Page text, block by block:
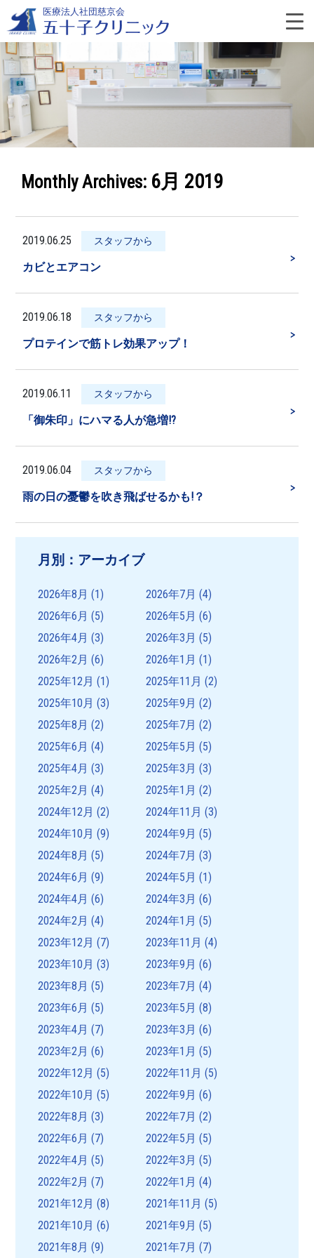
content
医療法人社団慈京会
Monthly Archives: 6月 2019
2019.06.25 スタッフから
カビとエアコン
＞
2019.06.18 スタッフから
プロテインで筋トレ効果アップ！
＞
2019.06.11 スタッフから
「御朱印」にハマる人が急増!?
＞
2019.06.04 スタッフから
雨の日の憂鬱を吹き飛ばせるかも!？
＞
月別：アーカイブ
2026年8月 (1) 2026年7月 (4)
2026年6月 (5) 2026年5月 (6)
2026年4月 (3) 2026年3月 (5)
2026年2月 (6) 2026年1月 (1)
2025年12月 (1) 2025年11月 (2)
2025年10月 (3) 2025年9月 (2)
2025年8月 (2) 2025年7月 (2)
2025年6月 (4) 2025年5月 (5)
2025年4月 (3) 2025年3月 (3)
2025年2月 (4) 2025年1月 (2)
2024年12月 (2) 2024年11月 (3)
2024年10月 (9) 2024年9月 (5)
2024年8月 (5) 2024年7月 (3)
2024年6月 (9) 2024年5月 (1)
2024年4月 (6) 2024年3月 (6)
2024年2月 (4) 2024年1月 (5)
2023年12月 (7) 2023年11月 (4)
2023年10月 (3) 2023年9月 (6)
2023年8月 (5) 2023年7月 (4)
2023年6月 (5) 2023年5月 (8)
2023年4月 (7) 2023年3月 (6)
2023年2月 (6) 2023年1月 (5)
2022年12月 (5) 2022年11月 (5)
2022年10月 (5) 2022年9月 (6)
2022年8月 (3) 2022年7月 (2)
2022年6月 (7) 2022年5月 (5)
2022年4月 (5) 2022年3月 (5)
2022年2月 (7) 2022年1月 (4)
2021年12月 (8) 2021年11月 (5)
2021年10月 (6) 2021年9月 (5)
2021年8月 (9) 2021年7月 (7)